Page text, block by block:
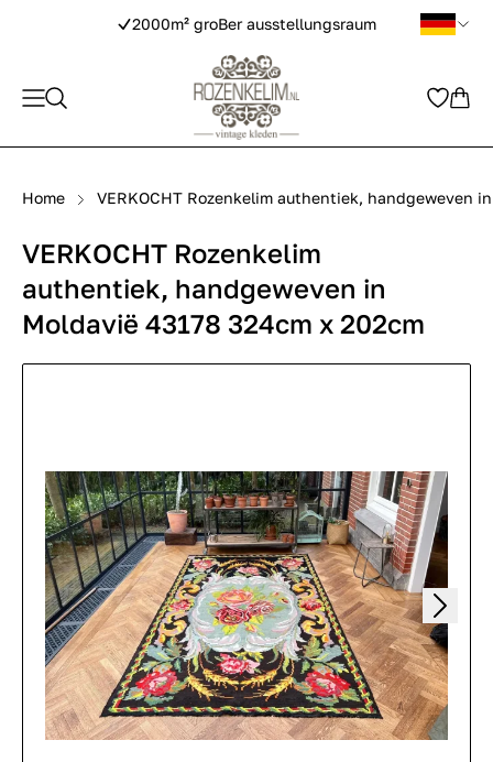
2000m² groBer ausstellungsraum
Home VERKOCHT Rozenkelim authentiek, handgeweven
VERKOCHT Rozenkelim
authentiek, handgeweven in
Moldavië 43178 324cm x 202cm